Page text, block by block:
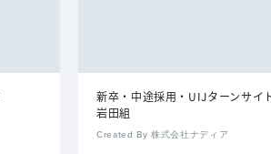
新卒・中途採用・UIJターンサイ
岩田組
Created By 株式会社ナディア